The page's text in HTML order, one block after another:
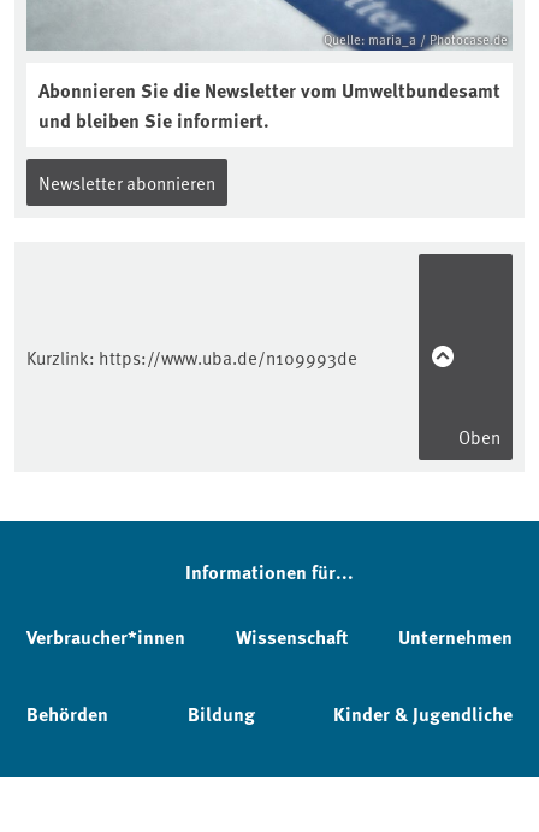
Quelle: maria_a / Photocase.de
Abonnieren Sie die Newsletter vom Umweltbundesamt
und bleiben Sie informiert.
Newsletter abonnieren
Kurzlink: https://www.uba.de/n109993de
Oben
Informationen für...
Verbraucher*innen Wissenschaft Unternehmen
Behörden Bildung Kinder & Jugendliche